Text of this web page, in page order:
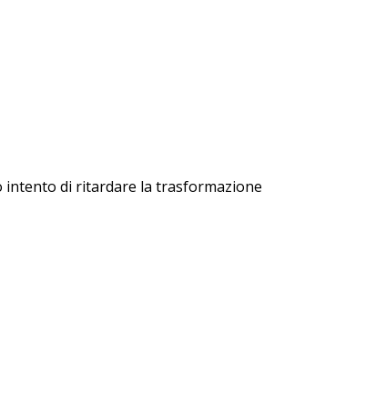
intento di ritardare la trasformazione